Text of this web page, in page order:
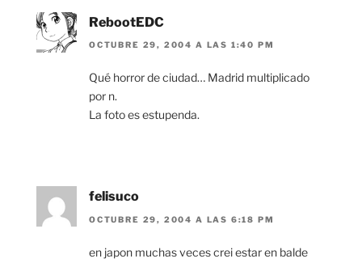
RebootEDC
OCTUBRE 29, 2004 A LAS 1:40 PM
Qué horror de ciudad… Madrid multiplicado
por n.
La foto es estupenda.
felisuco
OCTUBRE 29, 2004 A LAS 6:18 PM
en japon muchas veces crei estar en balde